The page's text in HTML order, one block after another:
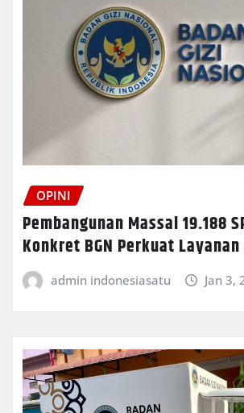
OPINI
Pembangunan Massal 19.188
Konkret BGN Perkuat
admin indonesiasatu Jan 3,